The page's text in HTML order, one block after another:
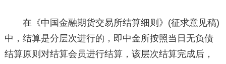
在《中国金融期货交易所结算细则》(征求意见稿)
中，结算是分层次进行的，即中金所按照当日无负债
结算原则对结算会员进行结算，该层次结算完成后，